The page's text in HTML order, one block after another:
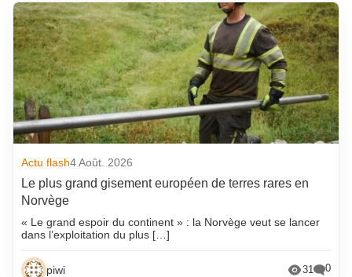
Actu flash4 Août. 2026
Le plus grand gisement européen de terres rares en
Norvège
« Le grand espoir du continent » : la Norvège veut se lancer
dans l’exploitation du plus […]
piwi 31 0